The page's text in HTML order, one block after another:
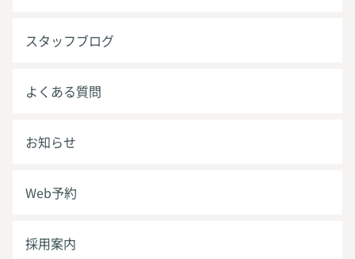
スタッフブログ
よくある質問
お知らせ
Web予約
採用案内